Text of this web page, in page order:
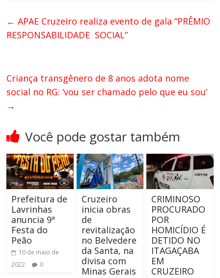
← APAE Cruzeiro realiza evento de gala “PRÊMIO
RESPONSABILIDADE SOCIAL”
Criança transgênero de 8 anos adota nome
social no RG: ‘vou ser chamado pelo que eu sou’
→
Você pode gostar também
Prefeitura de
Lavrinhas
anuncia 9ª
Festa do
Peão
10 de maio de
2022
0
Cruzeiro
inicia obras
de
revitalização
no Belvedere
da Santa, na
divisa com
Minas Gerais
CRIMINOSO
PROCURADO
POR
HOMICÍDIO É
DETIDO NO
ITAGAÇABA
EM
CRUZEIRO